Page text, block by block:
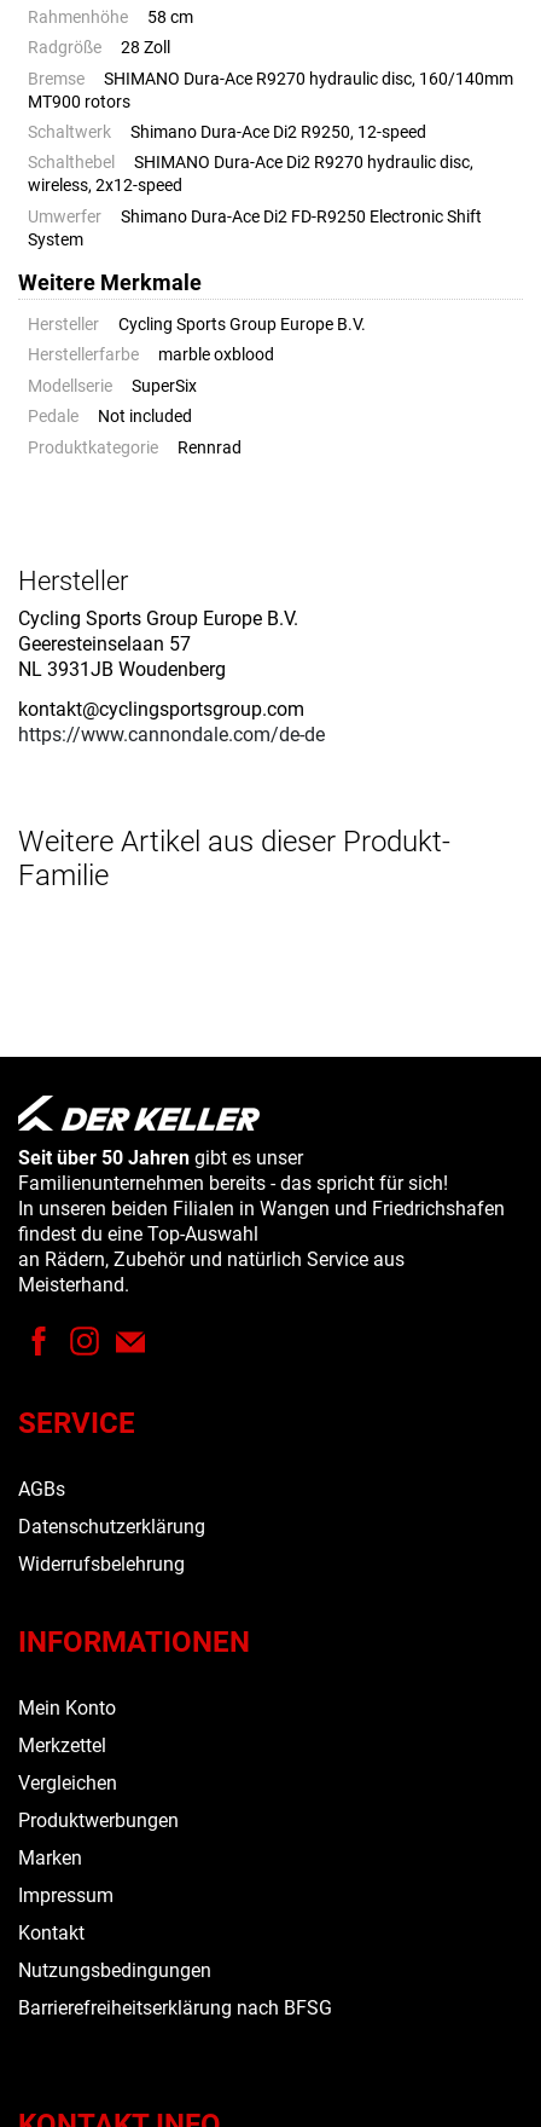
Rahmenhöhe
58 cm
Radgröße
28 Zoll
Bremse
SHIMANO Dura-Ace R9270 hydraulic disc, 160/140mm
MT900 rotors
Schaltwerk
Shimano Dura-Ace Di2 R9250, 12-speed
Schalthebel
SHIMANO Dura-Ace Di2 R9270 hydraulic disc,
wireless, 2x12-speed
Umwerfer
Shimano Dura-Ace Di2 FD-R9250 Electronic Shift
System
Weitere Merkmale
Hersteller
Cycling Sports Group Europe B.V.
Herstellerfarbe
marble oxblood
Modellserie
SuperSix
Pedale
Not included
Produktkategorie
Rennrad
Hersteller
Cycling Sports Group Europe B.V.
Geeresteinselaan 57
NL 3931JB Woudenberg
kontakt@cyclingsportsgroup.com
https://www.cannondale.com/de-de
Weitere Artikel aus dieser Produkt-
Familie
Seit über 50 Jahren gibt es unser
Familienunternehmen bereits - das spricht für sich!
In unseren beiden Filialen in Wangen und Friedrichshafen
findest du eine Top-Auswahl
an Rädern, Zubehör und natürlich Service aus
Meisterhand.
SERVICE
AGBs
Datenschutzerklärung
Widerrufsbelehrung
INFORMATIONEN
Mein Konto
Merkzettel
Vergleichen
Produktwerbungen
Marken
Impressum
Kontakt
Nutzungsbedingungen
Barrierefreiheitserklärung nach BFSG